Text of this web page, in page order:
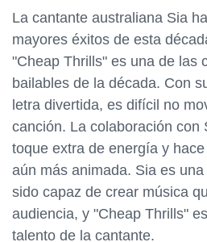
La cantante australiana Sia
mayores éxitos de esta
"Cheap Thrills" es una de las
bailables de la década. Con
letra divertida, es difícil no
canción. La colaboración con
toque extra de energía y
aún más animada. Sia es
sido capaz de crear música
audiencia, y "Cheap Thrills"
talento de la cantante.